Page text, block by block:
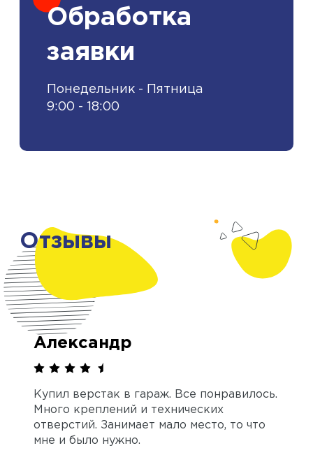
Обработка
заявки
Понедельник - Пятница
9:00 - 18:00
Отзывы
Александр
Купил верстак в гараж. Все понравилось.
Много креплений и технических
отверстий. Занимает мало место, то что
мне и было нужно.